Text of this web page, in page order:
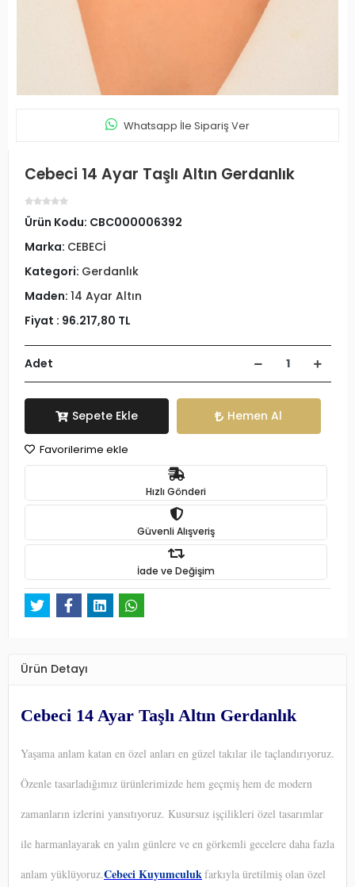
Whatsapp İle Sipariş Ver
Cebeci 14 Ayar Taşlı Altın Gerdanlık
Ürün Kodu: CBC000006392
Marka: CEBECİ
Kategori: Gerdanlık
Maden: 14 Ayar Altın
Fiyat : 96.217,80 TL
Adet
Sepete Ekle Hemen Al
Favorilerime ekle
Hızlı Gönderi
Güvenli Alışveriş
İade ve Değişim
Ürün Detayı
Cebeci 14 Ayar Taşlı Altın Gerdanlık
Yaşama anlam katan en özel anları en güzel takılar ile taçlandırıyoruz.
Özenle tasarladığımız ürünlerimizde hem geçmiş hem de modern
zamanların izlerini yansıtıyoruz. Kusursuz işçilikleri özel tasarımlar
ile harmanlayarak en yalın günlere ve en görkemli gecelere daha fazla
anlam yüklüyoruz.Cebeci Kuyumculukfarkıyla üretilmiş olan özel